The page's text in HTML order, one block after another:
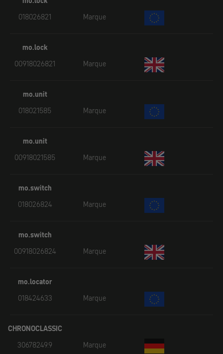
018026821
Marque
mo.lock
00918026821
Marque
mo.unit
018021585
Marque
mo.unit
00918021585
Marque
mo.switch
018026824
Marque
mo.switch
00918026824
Marque
mo.locator
018424633
Marque
CHRONOCLASSIC
30678249.9
Marque